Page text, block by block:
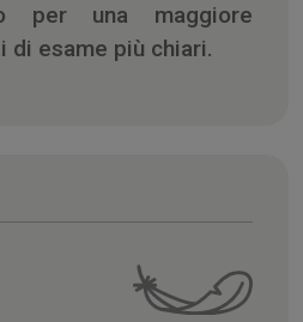
per una maggiore
esame più chiari.